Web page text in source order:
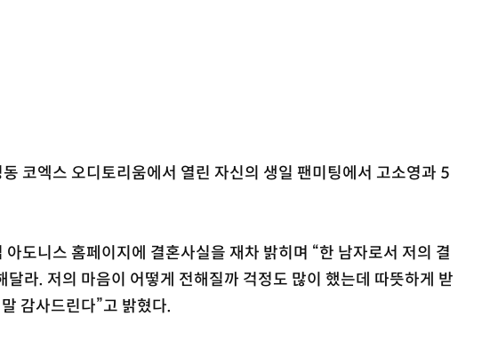
코엑스 오디토리움에서 열린 자신의 생일 팬미팅에서 고소영과 5
도니스 홈페이지에 결혼사실을 재차 밝히며 “한 남자로서 저의 결
달라. 저의 마음이 어떻게 전해질까 걱정도 많이 했는데 따뜻하게 받
감사드린다”고 밝혔다.